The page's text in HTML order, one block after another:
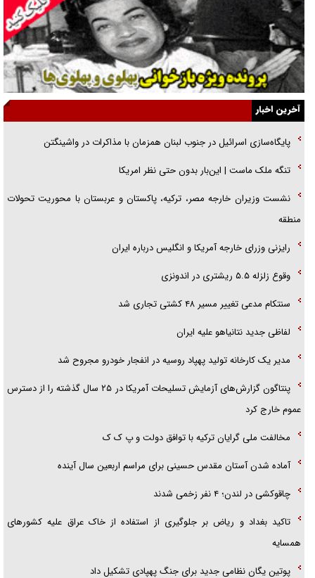
گفت‌وگو با خواهر یکی از شهدای جنگ رمضان/ خواهرم فرمانده جهادی و
اهل خدمت بی‌منت بود
جزئیات شکنجه‌هایم فراتر از آن است که در بیان بگنجد!
پلیس
آخرین اخبار
پایگاه‌سازی اسرائیل در جنوب لبنان همزمان با مذاکرات در واشینگتن
تنگه ملک ماست | این‌بار بدون حتی نظر امریکا
نشست وزیران خارجه مصر، ترکیه، پاکستان و عربستان با محوریت تحولات
منطقه
رایزنی وزرای خارجه آمریکا و انگلیس درباره ایران
وقوع زلزله ۵.۵ ریشتری در اندونزی
سنتکام مدعی تغییر مسیر ۴۸ کشتی تجاری شد
لفاظی جدید نتانیاهو علیه ایران
مدیر یک کارخانه تولید پهپاد روسیه در انفجار خودرو مجروح شد
پنتاگون گزارش‌های آزمایش تسلیحات آمریکا در ۲۵ سال گذشته را از دسترس
عموم خارج کرد
مخالفت ملی گرایان ترکیه با توافق دولت و پ ک ک
آماده شدن آستان مقدس حسینی برای مراسم اربعین سال آینده
چاقوکشی در لندن؛ ۴ نفر زخمی شدند
تاکید بغداد و ریاض بر جلوگیری از استفاده از خاک عراق علیه کشور‌های
همسایه
پوتین یگان نظامی جدید برای جنگ پهپادی تشکیل داد